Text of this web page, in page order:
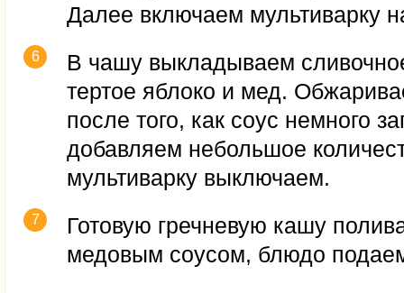
Далее включаем мультиварку
В чашу выкладываем
тертое яблоко и мед.
после того, как соус немного
добавляем небольшое
мультиварку выключаем.
Готовую гречневую кашу
медовым соусом, блюдо